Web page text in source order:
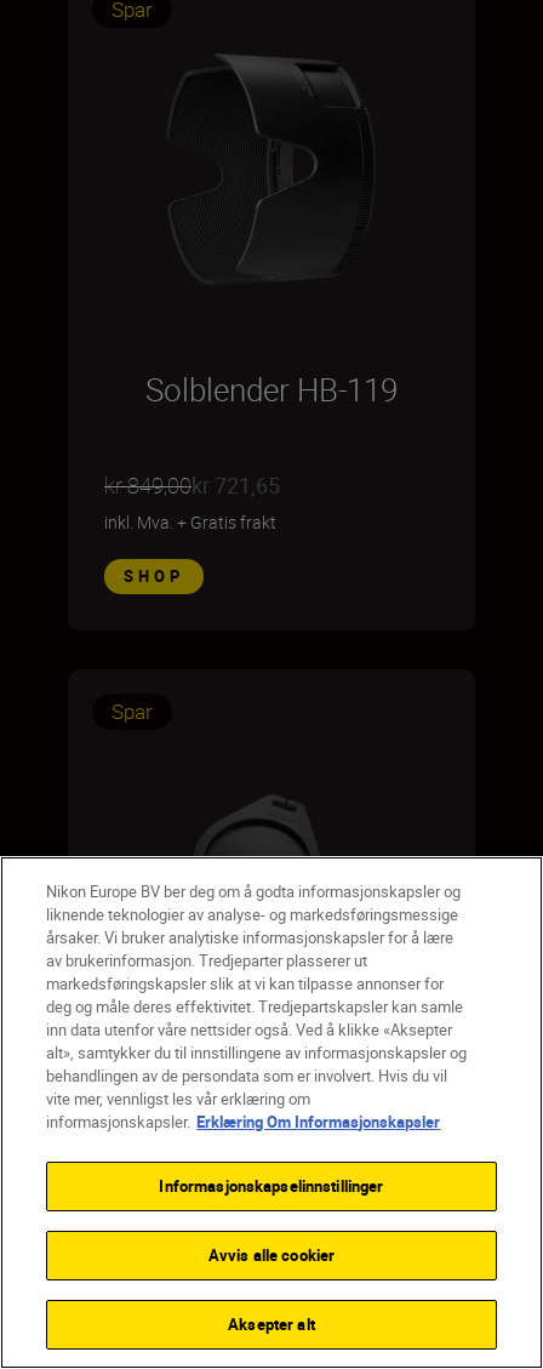
Spar
Solblender HB-119
kr 849,00kr 721,65
inkl. Mva. + Gratis frakt
SHOP
Spar
Objektivdeksel for
50 mm PROSTAFF
P7
kr 75,65
inkl. Mva.+Gratis frakt
SHOP
Nikon Europe BV ber deg om å godta informasjonskapsler og
liknende teknologier av analyse- og markedsføringsmessige
årsaker. Vi bruker analytiske informasjonskapsler for å lære
av brukerinformasjon. Tredjeparter plasserer ut
markedsføringskapsler slik at vi kan tilpasse annonser for
deg og måle deres effektivitet. Tredjepartskapsler kan samle
inn data utenfor våre nettsider også. Ved å klikke «Aksepter
alt», samtykker du til innstillingene av informasjonskapsler og
behandlingen av de persondata som er involvert. Hvis du vil
vite mer, vennligst les vår erklæring om
informasjonskapsler. Erklæring Om Informasjonskapsler
Informasjonskapselinnstillinger
Avvis alle cookier
Aksepter alt